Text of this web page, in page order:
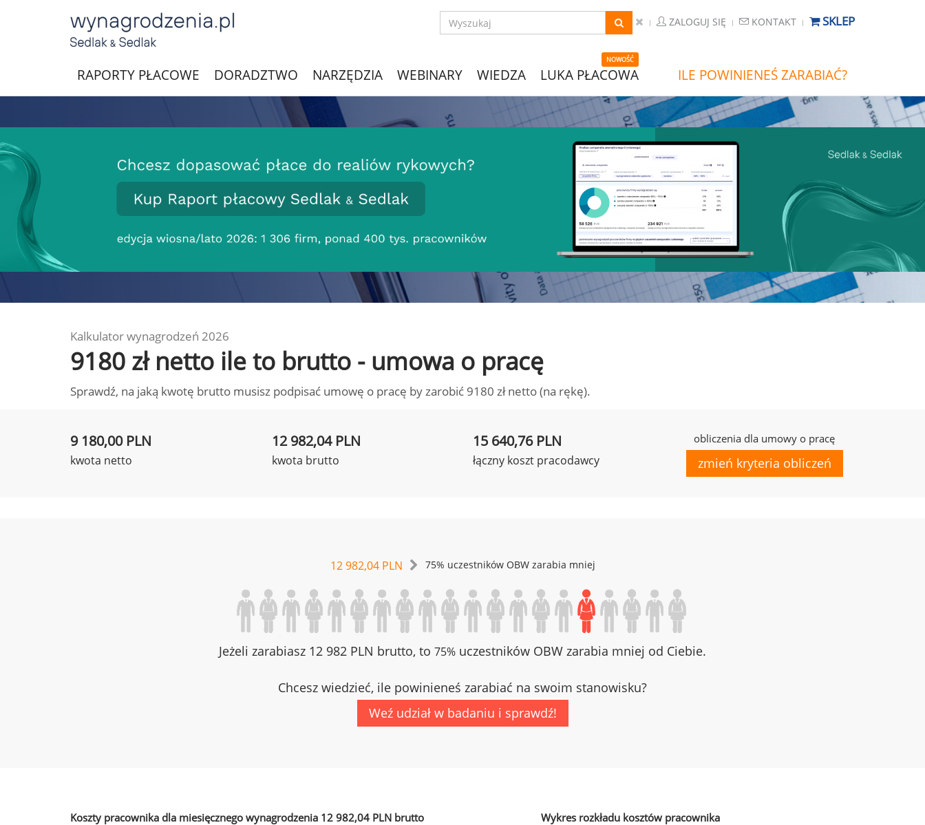
ZALOGUJ SIĘ KONTAKT SKLEP
RAPORTY PŁACOWE DORADZTWO NARZĘDZIA WEBINARY WIEDZA
NOWOŚĆ
LUKA PŁACOWA ILE POWINIENEŚ ZARABIAĆ?
Kalkulator wynagrodzeń 2026
9180 zł netto ile to brutto - umowa o pracę
Sprawdź, na jaką kwotę brutto musisz podpisać umowę o pracę by zarobić 9180 zł netto (na rękę).
9 180,00 PLN
kwota netto
12 982,04 PLN
kwota brutto
15 640,76 PLN
łączny koszt pracodawcy
obliczenia dla umowy o pracę
zmień kryteria obliczeń
12 982,04 PLN 75% uczestników OBW zarabia mniej
Jeżeli zarabiasz 12 982 PLN brutto, to 75% uczestników OBW zarabia mniej od Ciebie.
Chcesz wiedzieć, ile powinieneś zarabiać na swoim stanowisku?
Weź udział w badaniu i sprawdź!
Koszty pracownika dla miesięcznego wynagrodzenia 12 982,04 PLN brutto Wykres rozkładu kosztów pracownika